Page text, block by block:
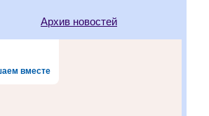
Архив новостей
вместе